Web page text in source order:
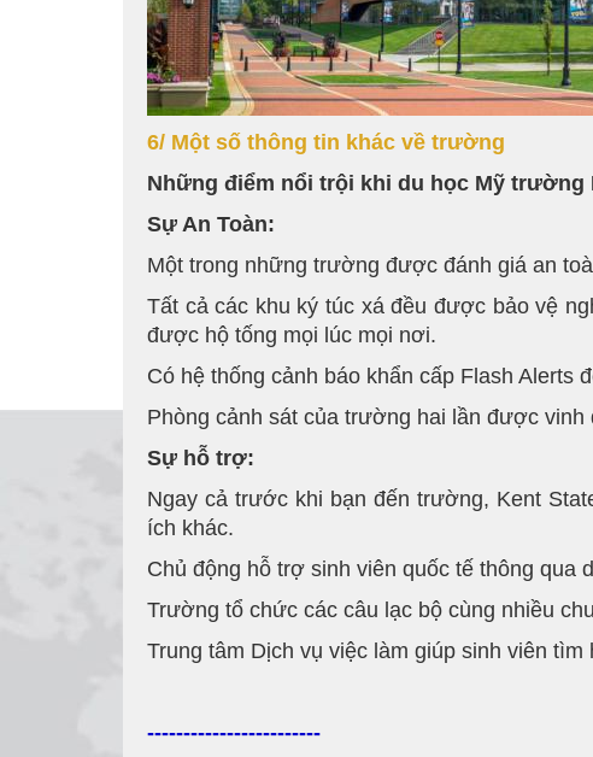
6/ Một số thông tin khác về trường
Những điểm nổi trội khi du học Mỹ trường
Sự An Toàn:
Một trong những trường được đánh giá an
Tất cả các khu ký túc xá đều được bảo vệ
được hộ tống mọi lúc mọi nơi.
Có hệ thống cảnh báo khẩn cấp Flash Alerts
Phòng cảnh sát của trường hai lần được
Sự hỗ trợ:
Ngay cả trước khi bạn đến trường, Kent
ích khác.
Chủ động hỗ trợ sinh viên quốc tế thông qua
Trường tổ chức các câu lạc bộ cùng nhiều
Trung tâm Dịch vụ việc làm giúp sinh viên
------------------------